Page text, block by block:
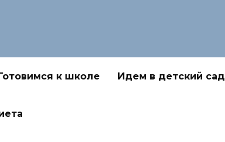
к школе Идем в детский сад